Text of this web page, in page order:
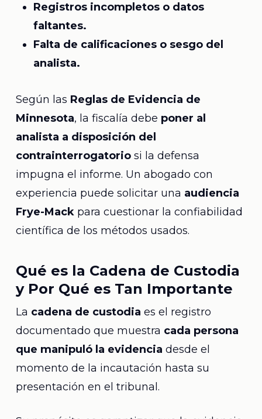
Registros incompletos o datos
faltantes.
Falta de calificaciones o sesgo del
analista.
Según las Reglas de Evidencia de
Minnesota, la fiscalía debe poner al
analista a disposición del
contrainterrogatoriosi la defensa
impugna el informe. Un abogado con
experiencia puede solicitar una audiencia
Frye-Mackpara cuestionar la confiabilidad
científica de los métodos usados.
Qué es la Cadena de Custodia
y Por Qué es Tan Importante
La cadena de custodia es el registro
documentado que muestra cada persona
que manipuló la evidencia desde el
momento de la incautación hasta su
presentación en el tribunal.